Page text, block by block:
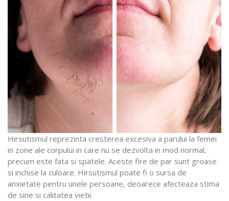
Hirsutismul reprezinta cresterea excesiva a parului la femei
in zone ale corpului in care nu se dezvolta in mod normal,
precum este fata si spatele. Aceste fire de par sunt groase
si inchise la culoare. Hirsutismul poate fi o sursa de
anxietate pentru unele persoane, deoarece afecteaza stima
de sine si calitatea vietii.